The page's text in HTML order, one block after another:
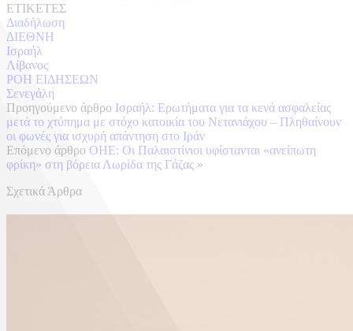
ΕΤΙΚΕΤΕΣ
Διαδήλωση
ΔΙΕΘΝΗ
Ισραήλ
Λίβανος
ΡΟΗ ΕΙΔΗΣΕΩΝ
Σενεγάλη
Προηγούμενο άρθρο Ισραήλ: Ερωτήματα για τα κενά ασφαλείας
μετά το χτύπημα με στόχο κατοικία του Νετανιάχου – Πληθαίνουν
οι φωνές για ισχυρή απάντηση στο Ιράν
Επόμενο άρθρο ΟΗΕ: Οι Παλαιστίνιοι υφίστανται «ανείπωτη
φρίκη» στη βόρεια Λωρίδα της Γάζας »
Σχετικά Άρθρα